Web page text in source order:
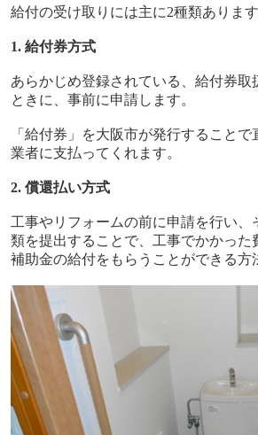
給付の受け取りには主に2種類あります
1. 給付券方式
あらかじめ登録されている、給付券取
ときに、事前に申請します。
「給付券」を大阪市が発行すること
業者に支払ってくれます。
2. 償還払い方式
工事やリフォームの前に申請を行い、
類を提出することで、工事でかかった
補助金の給付をもらうことができる方